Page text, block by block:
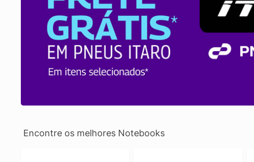
Encontre os melhores Notebooks